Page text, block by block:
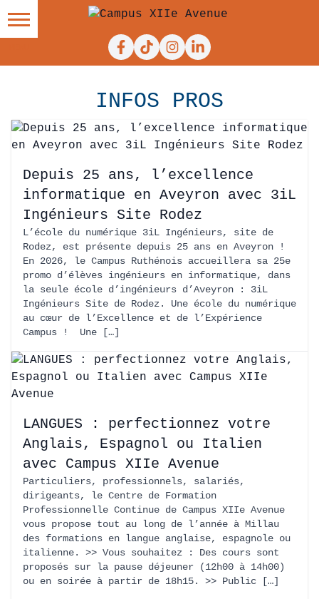
Facebook
TiktokInstagram
Linkedin
INFOS PROS
Depuis 25 ans, l’excellence
informatique en Aveyron avec 3iL
Ingénieurs Site Rodez
L’école du numérique 3iL Ingénieurs, site de
Rodez, est présente depuis 25 ans en Aveyron !
En 2026, le Campus Ruthénois accueillera sa 25e
promo d’élèves ingénieurs en informatique, dans
la seule école d’ingénieurs d’Aveyron : 3iL
Ingénieurs Site de Rodez. Une école du numérique
au cœur de l’Excellence et de l’Expérience
Campus ! Une […]
LANGUES : perfectionnez votre
Anglais, Espagnol ou Italien
avec Campus XIIe Avenue
Particuliers, professionnels, salariés,
dirigeants, le Centre de Formation
Professionnelle Continue de Campus XIIe Avenue
vous propose tout au long de l’année à Millau
des formations en langue anglaise, espagnole ou
italienne. >> Vous souhaitez : Des cours sont
proposés sur la pause déjeuner (12h00 à 14h00)
ou en soirée à partir de 18h15. >> Public […]